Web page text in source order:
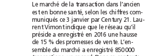
Le marché de la transaction dans
l’ancien
est
en bonne selon les chiffres
com-
muniqués
ce 3janvier par Century Lau-
rent Vimont indique que le réseau
préside a enregistré en 2016 une hausse
de 15% des promesses de vente.
L’en-
semble
du marché a enregistré 850000